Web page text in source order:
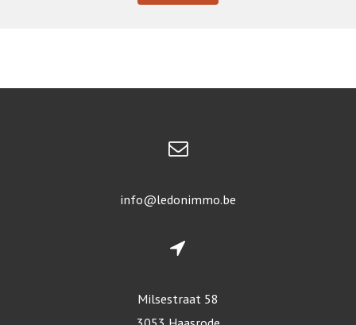
info@ledonimmo.be
Milsestraat 58